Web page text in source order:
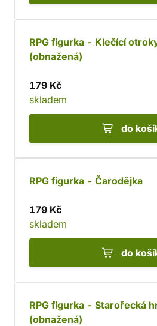
RPG figurka - Klečící
(obnažená)
179 Kč
skladem
do
RPG figurka - Čarodějka
179 Kč
skladem
do
RPG figurka - Starořecká
(obnažená)